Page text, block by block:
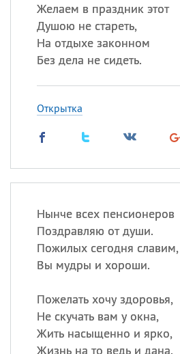
Желаем в праздник этот
Душою не стареть,
На отдыхе законном
Без дела не сидеть.
Открытка
Нынче всех пенсионеров
Поздравляю от души.
Пожилых сегодня славим,
Вы мудры и хороши.
Пожелать хочу здоровья,
Не скучать вам у окна,
Жить насыщенно и ярко,
Жизнь на то ведь и дана.